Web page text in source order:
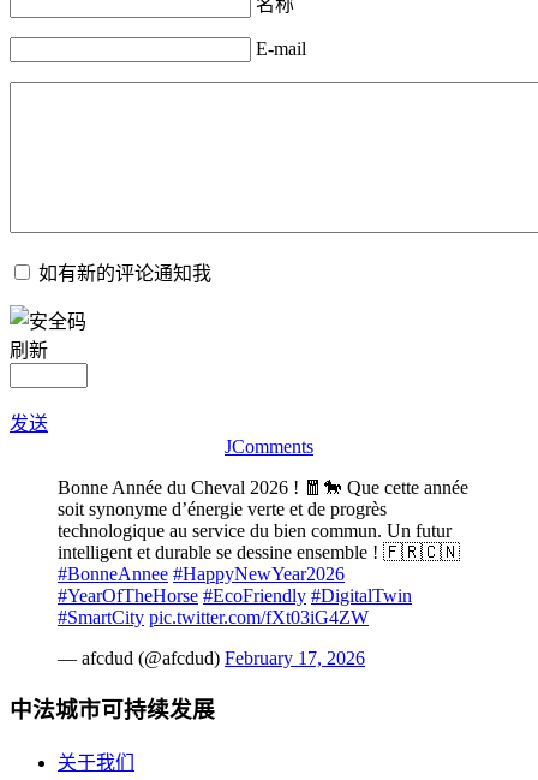
E-mail
如有新的评论通知我
刷新
发送
JComments
Bonne Année du Cheval 2026 ! 🧧🐎 Que cette année
soit synonyme d’énergie verte et de progrès
technologique au service du bien commun. Un futur
intelligent et durable se dessine ensemble ! 🇫🇷🇨🇳
#BonneAnnee #HappyNewYear2026
#YearOfTheHorse #EcoFriendly #DigitalTwin
#SmartCity pic.twitter.com/fXt03iG4ZW
— afcdud (@afcdud) February 17, 2026
中法城市可持续发展
关于我们